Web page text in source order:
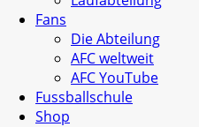
Fans
Die Abteilung
AFC weltweit
AFC YouTube
Fussballschule
Shop